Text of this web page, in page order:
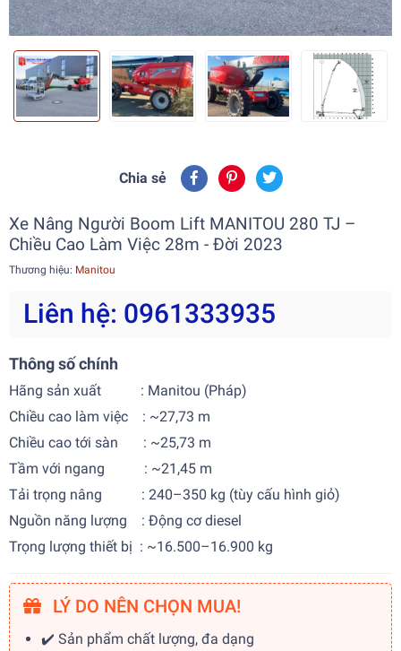
Chia sẻ
Xe Nâng Người Boom Lift MANITOU 280 TJ –
Chiều Cao Làm Việc 28m - Đời 2023
Thương hiệu: Manitou
Liên hệ: 0961333935
Thông số chính
Hãng sản xuất : Manitou (Pháp)
Chiều cao làm việc : ~27,73 m
Chiều cao tới sàn : ~25,73 m
Tầm với ngang : ~21,45 m
Tải trọng nâng : 240–350 kg (tùy cấu hình giỏ)
Nguồn năng lượng : Động cơ diesel
Trọng lượng thiết bị : ~16.500–16.900 kg
LÝ DO NÊN CHỌN MUA!
✔️ Sản phẩm chất lượng, đa dạng